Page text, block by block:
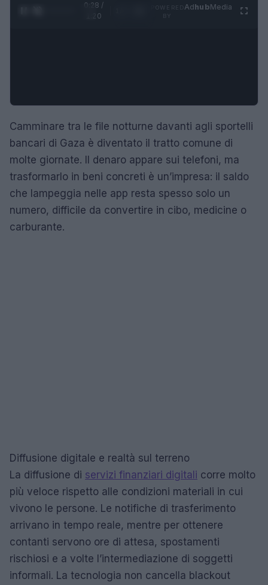
0:29 /
1:20
AdhubMedia
Camminare tra le file notturne davanti agli sportelli
bancari di Gaza è diventato il tratto comune di
molte giornate. Il denaro appare sui telefoni, ma
trasformarlo in beni concreti è un’impresa: il saldo
che lampeggia nelle app resta spesso solo un
numero, difficile da convertire in cibo, medicine o
carburante.
Diffusione digitale e realtà sul terreno
La diffusione di servizi finanziari digitali corre molto
più veloce rispetto alle condizioni materiali in cui
vivono le persone. Le notifiche di trasferimento
arrivano in tempo reale, mentre per ottenere
contanti servono ore di attesa, spostamenti
rischiosi e a volte l’intermediazione di soggetti
informali. La tecnologia non cancella blackout